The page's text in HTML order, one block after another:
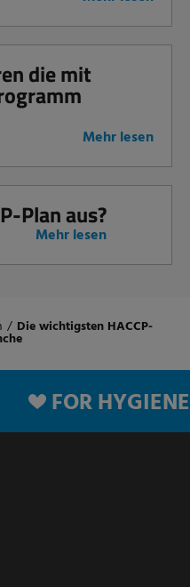
die mit
Mehr lesen
Plan aus?
Mehr lesen
/ Die wichtigsten HACCP-
FOR HYGIENE